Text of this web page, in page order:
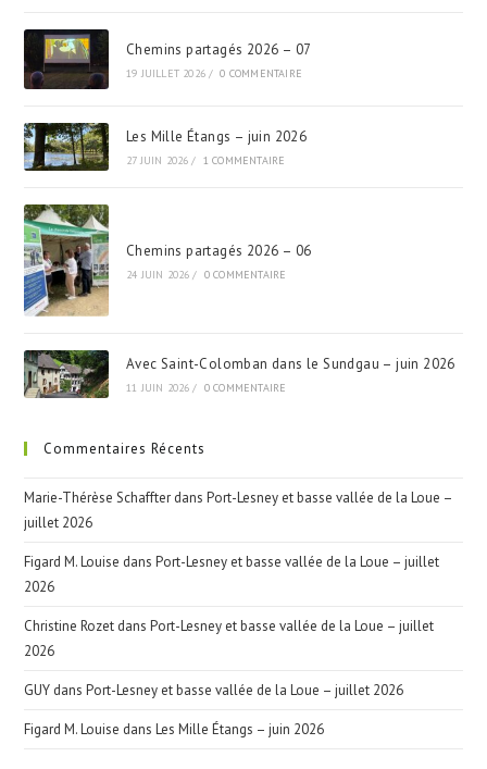
Chemins partagés 2026 – 07
19 JUILLET 2026 / 0 COMMENTAIRE
Les Mille Étangs – juin 2026
27 JUIN 2026 / 1 COMMENTAIRE
Chemins partagés 2026 – 06
24 JUIN 2026 / 0 COMMENTAIRE
Avec Saint-Colomban dans le Sundgau – juin 2026
11 JUIN 2026 / 0 COMMENTAIRE
Commentaires Récents
Marie-Thérèse Schaffter dansPort-Lesney et basse vallée de la Loue –
juillet 2026
Figard M. Louise dansPort-Lesney et basse vallée de la Loue – juillet
2026
Christine Rozet dansPort-Lesney et basse vallée de la Loue – juillet
2026
GUY dansPort-Lesney et basse vallée de la Loue – juillet 2026
Figard M. Louise dansLes Mille Étangs – juin 2026